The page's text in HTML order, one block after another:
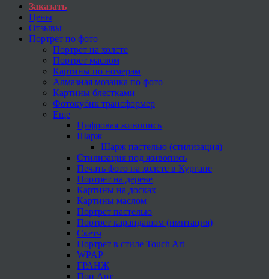
Заказать
Цены
Отзывы
Портрет по фото
Портрет на холсте
Портрет маслом
Картины по номерам
Алмазная мозаика по фото
Картины блестками
Фотокубик трансформер
Еще
Цифровая живопись
Шарж
Шарж пастелью (стилизация)
Стилизация под живопись
Печать фото на холсте в Кургане
Портрет на дереве
Картины на досках
Картины маслом
Портрет пастелью
Портрет карандашом (имитация)
Скетч
Портрет в стиле Touch Art
WPAP
ГРАНЖ
Поп Арт